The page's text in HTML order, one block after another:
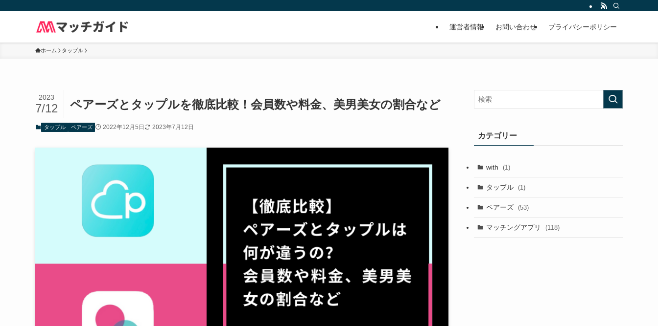
運営者情報 お問い合わせ プライバシーポリシー
ホーム タップル
ペアーズとタップルを徹底比較！会員数や料金、美男美女の割合など
2023
7/12
タップル ペアーズ 2022年12月5日 2023年7月12日
カテゴリー
with (1)
タップル (1)
ペアーズ (53)
マッチングアプリ (118)